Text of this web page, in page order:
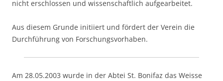
nicht erschlossen und wissenschaftlich aufgearbeitet.
Aus diesem Grunde initiiert und fördert der Verein die
Durchführung von Forschungsvorhaben.
Am 28.05.2003 wurde in der Abtei St. Bonifaz das Weisse